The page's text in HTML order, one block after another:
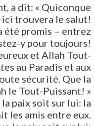
a dit: « Quiconque
trouvera le salut!
été promis – entrez
y pour toujours!
et Allah Tout-
au Paradis et aux
sécurité. Que la
le Tout-Puissant! »
paix soit sur lui: la
les amis entre eux.